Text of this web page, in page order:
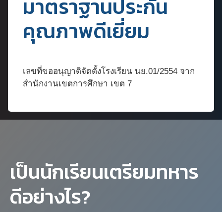
มาตราฐานประกัน
คุณภาพดีเยี่ยม
เลขที่ขออนุญาติจัดตั้งโรงเรียน นย.01/2554 จาก
สำนักงานเขตการศึกษา เขต 7
เป็นนักเรียนเตรียมทหาร
ดีอย่างไร?